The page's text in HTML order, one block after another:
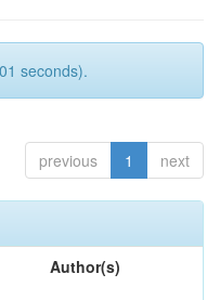
seconds).
previous 1 next
Author(s)